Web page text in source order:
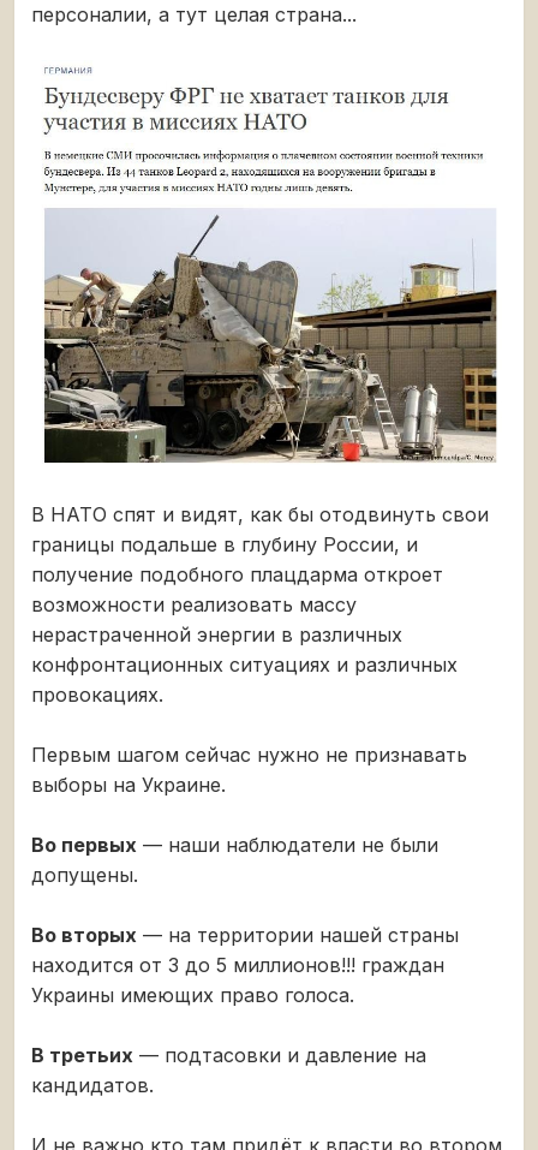
персоналии, а тут целая страна...
В НАТО спят и видят, как бы отодвинуть свои
границы подальше в глубину России, и
получение подобного плацдарма откроет
возможности реализовать массу
нерастраченной энергии в различных
конфронтационных ситуациях и различных
провокациях.
Первым шагом сейчас нужно не признавать
выборы на Украине.
Во первых — наши наблюдатели не были
допущены.
Во вторых — на территории нашей страны
находится от 3 до 5 миллионов!!! граждан
Украины имеющих право голоса.
В третьих — подтасовки и давление на
кандидатов.
И не важно кто там придёт к власти во втором